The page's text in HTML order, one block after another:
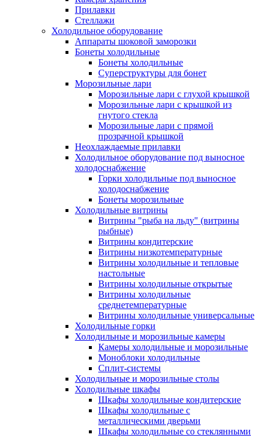
Прилавки
Стеллажи
Холодильное оборудование
Аппараты шоковой заморозки
Бонеты холодильные
Бонеты холодильные
Суперструктуры для бонет
Морозильные лари
Морозильные лари с глухой крышкой
Морозильные лари с крышкой из
гнутого стекла
Морозильные лари с прямой
прозрачной крышкой
Неохлаждаемые прилавки
Холодильное оборудование под выносное
холодоснабжение
Горки холодильные под выносное
холодоснабжение
Бонеты морозильные
Холодильные витрины
Витрины "рыба на льду" (витрины
рыбные)
Витрины кондитерские
Витрины низкотемпературные
Витрины холодильные и тепловые
настольные
Витрины холодильные открытые
Витрины холодильные
среднетемпературные
Витрины холодильные универсальные
Холодильные горки
Холодильные и морозильные камеры
Камеры холодильные и морозильные
Моноблоки холодильные
Сплит-системы
Холодильные и морозильные столы
Холодильные шкафы
Шкафы холодильные кондитерские
Шкафы холодильные с
металлическими дверьми
Шкафы холодильные со стеклянными